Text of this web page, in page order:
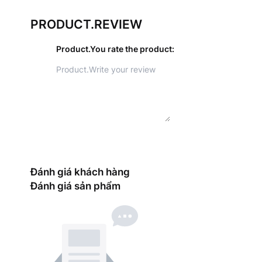
PRODUCT.REVIEW
Product.You rate the product:
Đánh giá khách hàng
Đánh giá sản phẩm